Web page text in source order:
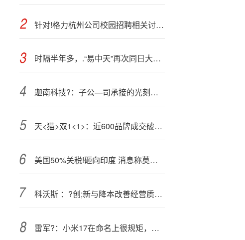
针对!格力杭州公司校园招聘相关讨论，公司回应
时隔半年多，.“易中天”再次同日大涨！什么信号？
迦南科技?：子公—司承接的光刻胶生产线近日完成建设
天<猫>双1<1>：近600品牌成交破亿，超3万品牌增长翻倍
美国50%关税!砸向印度 消息称莫迪或同特朗普会晤
科沃斯 ：?创;新与降本改善经营质量，市场竞争趋缓
雷军?：小米17在命名上很规矩，我们还是比较低调内敛的